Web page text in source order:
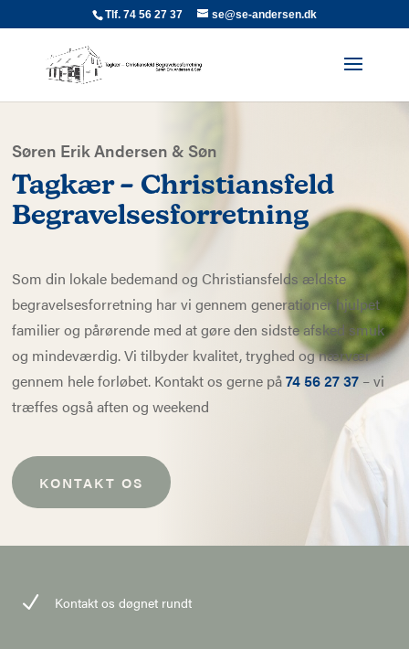
Tlf. 74 56 27 37 se@se-andersen.dk
Søren Erik Andersen & Søn
Tagkær – Christiansfeld
Begravelsesforretning
Som din lokale bedemand og Christiansfelds ældste
begravelsesforretning har vi gennem generationer hjulpet
familier og pårørende med at gøre den sidste afsked smuk
og mindeværdig. Vi tilbyder kvalitet, tryghed og nærvær
gennem hele forløbet. Kontakt os gerne på74 56 27 37 – vi
træffes også aften og weekend
KONTAKT OS
N Kontakt os døgnet rundt